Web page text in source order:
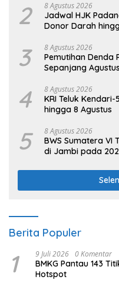
2 8 Agustus 2026
Jadwal HJK
Donor Darah
3 8 Agustus 2026
Pemutihan Denda
Sepanjang
4 8 Agustus 2026
KRI Teluk
hingga 8 Agustus
5 8 Agustus 2026
BWS Sumatera VI
di Jambi pada
Berita Populer
1 9 Juli 2026 0 Komentar
BMKG Pantau 143
Hotspot